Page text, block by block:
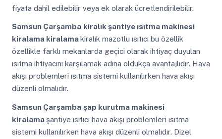
fiyata dahil edilebilir veya ek olarak ücretlendirilebilir.
Samsun Çarşamba kiralık şantiye ısıtma makinesi
kiralama kiralamakiralık mazotlu ısıtıcı bu özellik
özellikle farklı mekanlarda geçici olarak ihtiyaç duyulan
ısıtma ihtiyacını karşılamak adına oldukça avantajlıdır. Hava
akışı problemleri ısıtma sistemi kullanılırken hava akışı
düzenli olmalıdır.
Samsun Çarşamba şap kurutma makinesi
kiralama şantiye ısıtıcı hava akışı problemleri ısıtma
sistemi kullanılırken hava akışı düzenli olmalıdır. Dizel